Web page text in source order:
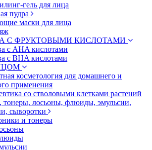
гель для лица
пудра
маски для лица
С ФРУКТОВЫМИ КИСЛОТАМИ
с AHA кислотами
с BHA кислотами
косметология для домашнего и
применения
со стволовыми клетками растений
тонеры, лосьоны, флюиды, эмульсии,
сыворотки
и тонеры